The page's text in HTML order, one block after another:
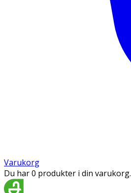
Varukorg
Du har 0 produkter i din varukorg.